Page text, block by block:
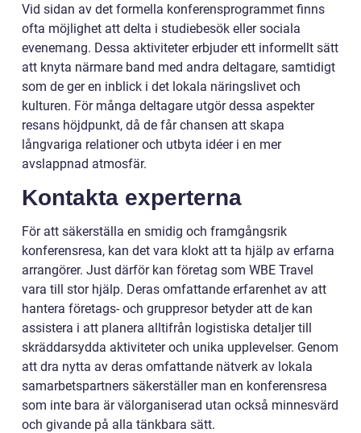
Vid sidan av det formella konferensprogrammet finns
ofta möjlighet att delta i studiebesök eller sociala
evenemang. Dessa aktiviteter erbjuder ett informellt sätt
att knyta närmare band med andra deltagare, samtidigt
som de ger en inblick i det lokala näringslivet och
kulturen. För många deltagare utgör dessa aspekter
resans höjdpunkt, då de får chansen att skapa
långvariga relationer och utbyta idéer i en mer
avslappnad atmosfär.
Kontakta experterna
För att säkerställa en smidig och framgångsrik
konferensresa, kan det vara klokt att ta hjälp av erfarna
arrangörer. Just därför kan företag som WBE Travel
vara till stor hjälp. Deras omfattande erfarenhet av att
hantera företags- och gruppresor betyder att de kan
assistera i att planera alltifrån logistiska detaljer till
skräddarsydda aktiviteter och unika upplevelser. Genom
att dra nytta av deras omfattande nätverk av lokala
samarbetspartners säkerställer man en konferensresa
som inte bara är välorganiserad utan också minnesvärd
och givande på alla tänkbara sätt.